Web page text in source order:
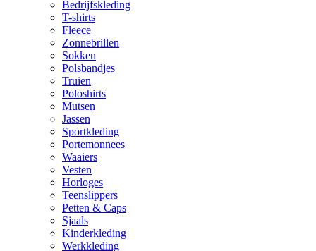
Bedrijfskleding
T-shirts
Fleece
Zonnebrillen
Sokken
Polsbandjes
Truien
Poloshirts
Mutsen
Jassen
Sportkleding
Portemonnees
Waaiers
Vesten
Horloges
Teenslippers
Petten & Caps
Sjaals
Kinderkleding
Werkkleding